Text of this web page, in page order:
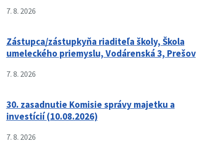
7. 8. 2026
Zástupca/zástupkyňa riaditeľa školy, Škola
umeleckého priemyslu, Vodárenská 3, Prešov
7. 8. 2026
30. zasadnutie Komisie správy majetku a
investícií (10.08.2026)
7. 8. 2026